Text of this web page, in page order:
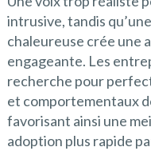
intrusive, tandis
chaleureuse crée une
engageante. Les
recherche pour
et comportementaux
favorisant ainsi une
adoption plus rapide